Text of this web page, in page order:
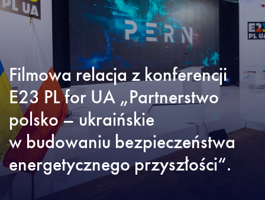
Filmowa relacja z konferencji
E23 PL for UA „Partnerstwo
polsko – ukraińskie
w budowaniu bezpieczeństwa
energetycznego przyszłości“.